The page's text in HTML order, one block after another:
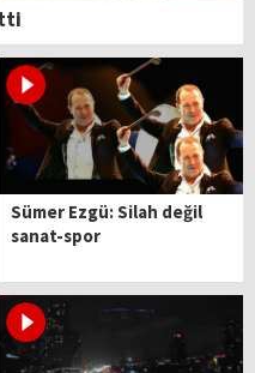
Sümer Ezgü: Silah değil
sanat-spor